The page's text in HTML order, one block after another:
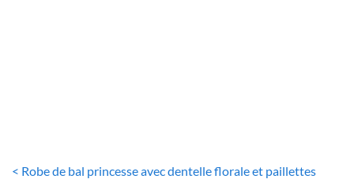
< Robe de bal princesse avec dentelle florale et paillettes